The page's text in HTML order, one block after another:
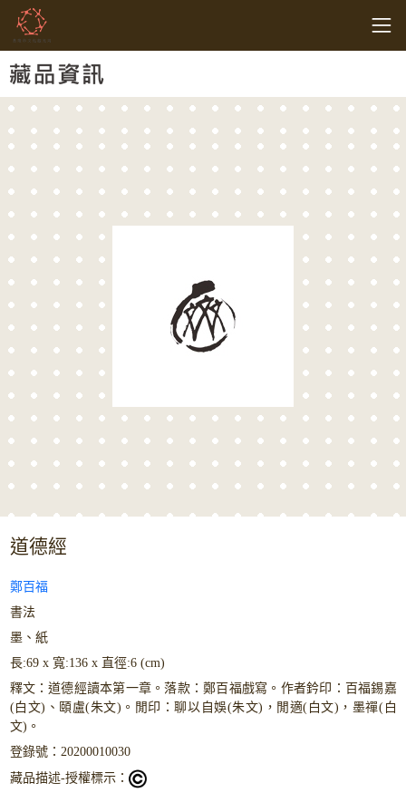
跳到主要內容
基隆市文化觀光局
網頁導覽
藏品資訊
道德經
鄭百福
書法
墨、紙
長:69 x 寬:136 x 直徑:6 (cm)
釋文：道德經讀本第一章。落款：鄭百福戲寫。作者鈐印：百福錫嘉
(白文)、頤盧(朱文)。閒印：聊以自娛(朱文)，閒適(白文)，墨禪(白
文)。
登錄號：20200010030
藏品描述-授權標示：